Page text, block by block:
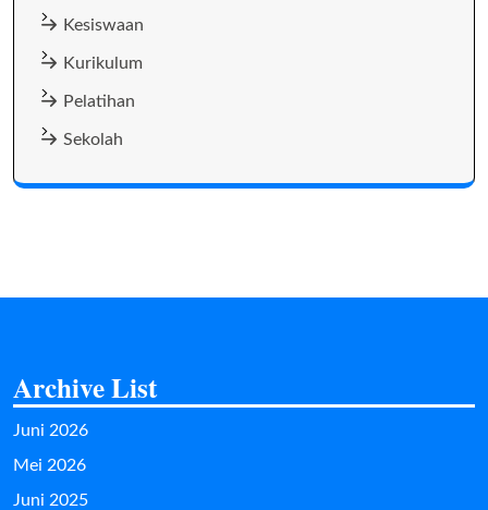
Kesiswaan
Kurikulum
Pelatihan
Sekolah
Archive List
Juni 2026
Mei 2026
Juni 2025